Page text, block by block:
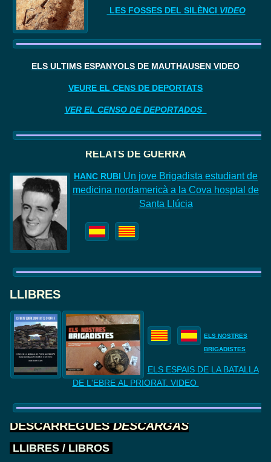
LES FOSSES DEL SILÈNCI VIDEO
ELS ÚLTIMS ESPANYOLS DE MAUTHAUSEN VIDEO
VEURE EL CENS DE DEPORTATS
VER EL CENSO DE DEPORTADOS
RELATS DE GUERRA
HANC RUBI Un jove Brigadista estudiant de
medicina nordamericà a la Cova hosptal de
Santa Llúcia
LLIBRES
ELS NOSTRES
BRIGADISTES
ELS ESPAIS DE LA BATALLA
DE L'EBRE AL PRIORAT. VIDEO
DESCARREGUESDESCARGAS
LLIBRES / LIBROS